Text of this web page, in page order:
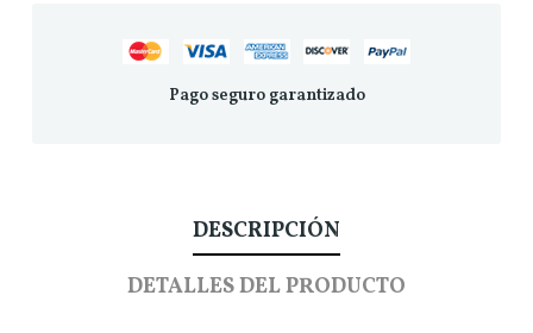
Pago seguro garantizado
DESCRIPCIÓN
DETALLES DEL PRODUCTO